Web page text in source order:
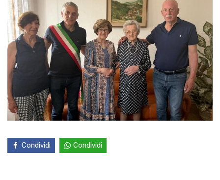
Condividi Condividi